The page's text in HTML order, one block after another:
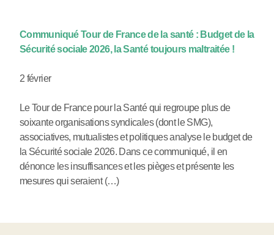
Communiqué Tour de France de la santé : Budget de la
Sécurité sociale 2026, la Santé toujours maltraitée !
2 février
Le Tour de France pour la Santé qui regroupe plus de
soixante organisations syndicales (dont le SMG),
associatives, mutualistes et politiques analyse le budget de
la Sécurité sociale 2026. Dans ce communiqué, il en
dénonce les insuffisances et les pièges et présente les
mesures qui seraient (…)